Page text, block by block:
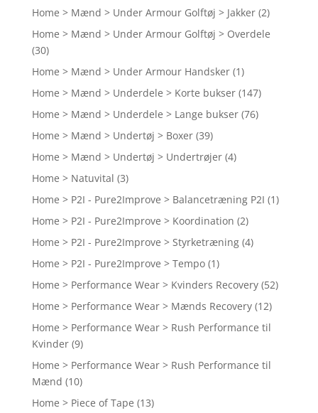
Home > Mænd > Under Armour Golftøj > Jakker (2)
Home > Mænd > Under Armour Golftøj > Overdele
(30)
Home > Mænd > Under Armour Handsker (1)
Home > Mænd > Underdele > Korte bukser (147)
Home > Mænd > Underdele > Lange bukser (76)
Home > Mænd > Undertøj > Boxer (39)
Home > Mænd > Undertøj > Undertrøjer (4)
Home > Natuvital (3)
Home > P2I - Pure2Improve > Balancetræning P2I (1)
Home > P2I - Pure2Improve > Koordination (2)
Home > P2I - Pure2Improve > Styrketræning (4)
Home > P2I - Pure2Improve > Tempo (1)
Home > Performance Wear > Kvinders Recovery (52)
Home > Performance Wear > Mænds Recovery (12)
Home > Performance Wear > Rush Performance til
Kvinder (9)
Home > Performance Wear > Rush Performance til
Mænd (10)
Home > Piece of Tape (13)